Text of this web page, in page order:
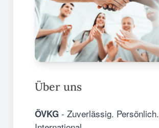
Über uns
ÖVKG - Zuverlässig. Persönlich.